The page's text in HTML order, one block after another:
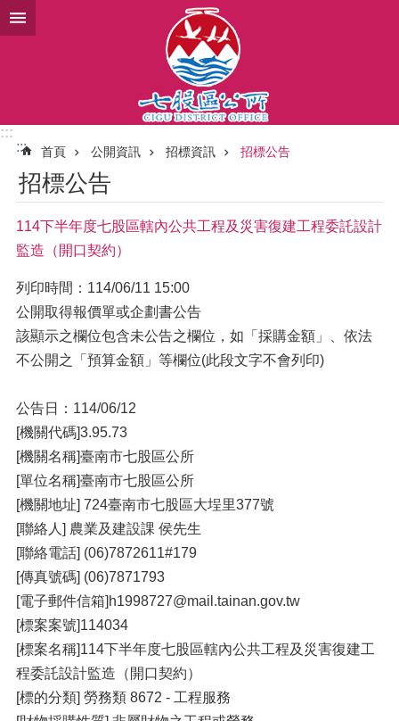
跳到主要內容區塊
:::
:::
首頁 公開資訊 招標資訊 招標公告
招標公告
114下半年度七股區轄內公共工程及災害復建工程委託設計
監造（開口契約）
列印時間：114/06/11 15:00
公開取得報價單或企劃書公告
該顯示之欄位包含未公告之欄位，如「採購金額」、依法
不公開之「預算金額」等欄位(此段文字不會列印)
公告日：114/06/12
[機關代碼]3.95.73
[機關名稱]臺南市七股區公所
[單位名稱]臺南市七股區公所
[機關地址] 724臺南市七股區大埕里377號
[聯絡人] 農業及建設課 侯先生
[聯絡電話] (06)7872611#179
[傳真號碼] (06)7871793
[電子郵件信箱]h1998727@mail.tainan.gov.tw
[標案案號]114034
[標案名稱]114下半年度七股區轄內公共工程及災害復建工
程委託設計監造（開口契約）
[標的分類] 勞務類 8672 - 工程服務